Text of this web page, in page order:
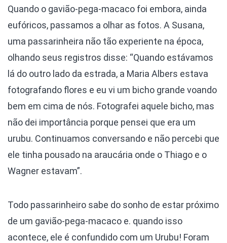
Quando o gavião-pega-macaco foi embora, ainda
eufóricos, passamos a olhar as fotos. A Susana,
uma passarinheira não tão experiente na época,
olhando seus registros disse: “Quando estávamos
lá do outro lado da estrada, a Maria Albers estava
fotografando flores e eu vi um bicho grande voando
bem em cima de nós. Fotografei aquele bicho, mas
não dei importância porque pensei que era um
urubu. Continuamos conversando e não percebi que
ele tinha pousado na araucária onde o Thiago e o
Wagner estavam”.
Todo passarinheiro sabe do sonho de estar próximo
de um gavião-pega-macaco e. quando isso
acontece, ele é confundido com um Urubu! Foram